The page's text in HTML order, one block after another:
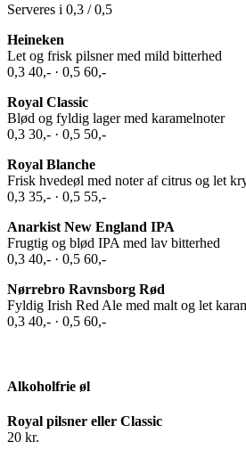
Serveres i 0,3 / 0,5
Heineken
Let og frisk pilsner med mild bitterhed
0,3 40,- · 0,5 60,-
Royal Classic
Blød og fyldig lager med karamelnoter
0,3 30,- · 0,5 50,-
Royal Blanche
Frisk hvedeøl med noter af citrus og let
0,3 35,- · 0,5 55,-
Anarkist New England IPA
Frugtig og blød IPA med lav bitterhed
0,3 40,- · 0,5 60,-
Nørrebro Ravnsborg Rød
Fyldig Irish Red Ale med malt og let
0,3 40,- · 0,5 60,-
Alkoholfrie øl
Royal pilsner eller Classic
20 kr.